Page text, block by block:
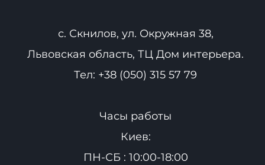
с. Скнилов, ул. Окружная 38,
Львовская область, ТЦ Дом интерьера.
Тел: +38 (050) 315 57 79
Часы работы
Киев:
ПН-СБ : 10:00-18:00